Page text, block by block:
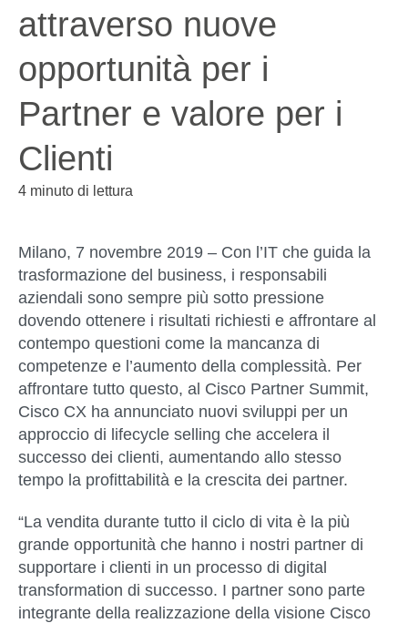
attraverso nuove
opportunità per i
Partner e valore per i
Clienti
4 minuto di lettura
Milano, 7 novembre 2019 – Con l’IT che guida la
trasformazione del business, i responsabili
aziendali sono sempre più sotto pressione
dovendo ottenere i risultati richiesti e affrontare al
contempo questioni come la mancanza di
competenze e l’aumento della complessità. Per
affrontare tutto questo, al Cisco Partner Summit,
Cisco CX ha annunciato nuovi sviluppi per un
approccio di lifecycle selling che accelera il
successo dei clienti, aumentando allo stesso
tempo la profittabilità e la crescita dei partner.
“La vendita durante tutto il ciclo di vita è la più
grande opportunità che hanno i nostri partner di
supportare i clienti in un processo di digital
transformation di successo. I partner sono parte
integrante della realizzazione della visione Cisco